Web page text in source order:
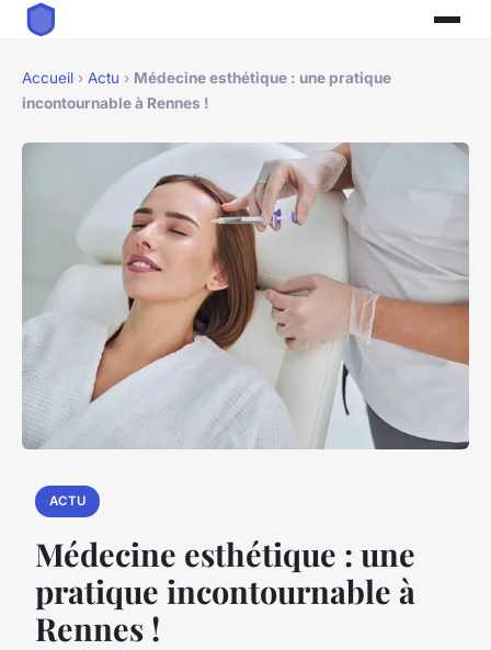
Accueil › Actu › Médecine esthétique : une pratique
incontournable à Rennes !
ACTU
Médecine esthétique : une
pratique incontournable à
Rennes !